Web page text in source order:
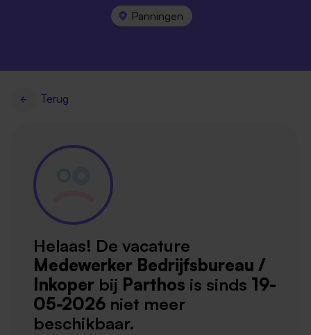
Panningen
Terug
Helaas! De vacature
Medewerker Bedrijfsbureau /
Inkoper bij Parthos is sinds 19-
05-2026 niet meer
beschikbaar.